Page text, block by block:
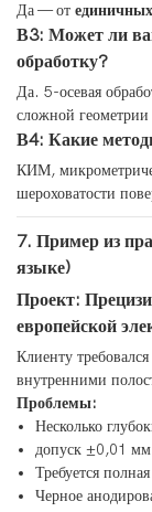
Да — от
В3: Может ли
обработку?
Да. 5-осевая
сложной геометрии
В4: Какие
КИМ,
шероховатости
7. Пример из
языке)
Проект:
европейской
Клиенту требовался
внутренними
Проблемы:
Несколько
допуск ±0,01 мм
Требуется
Черное